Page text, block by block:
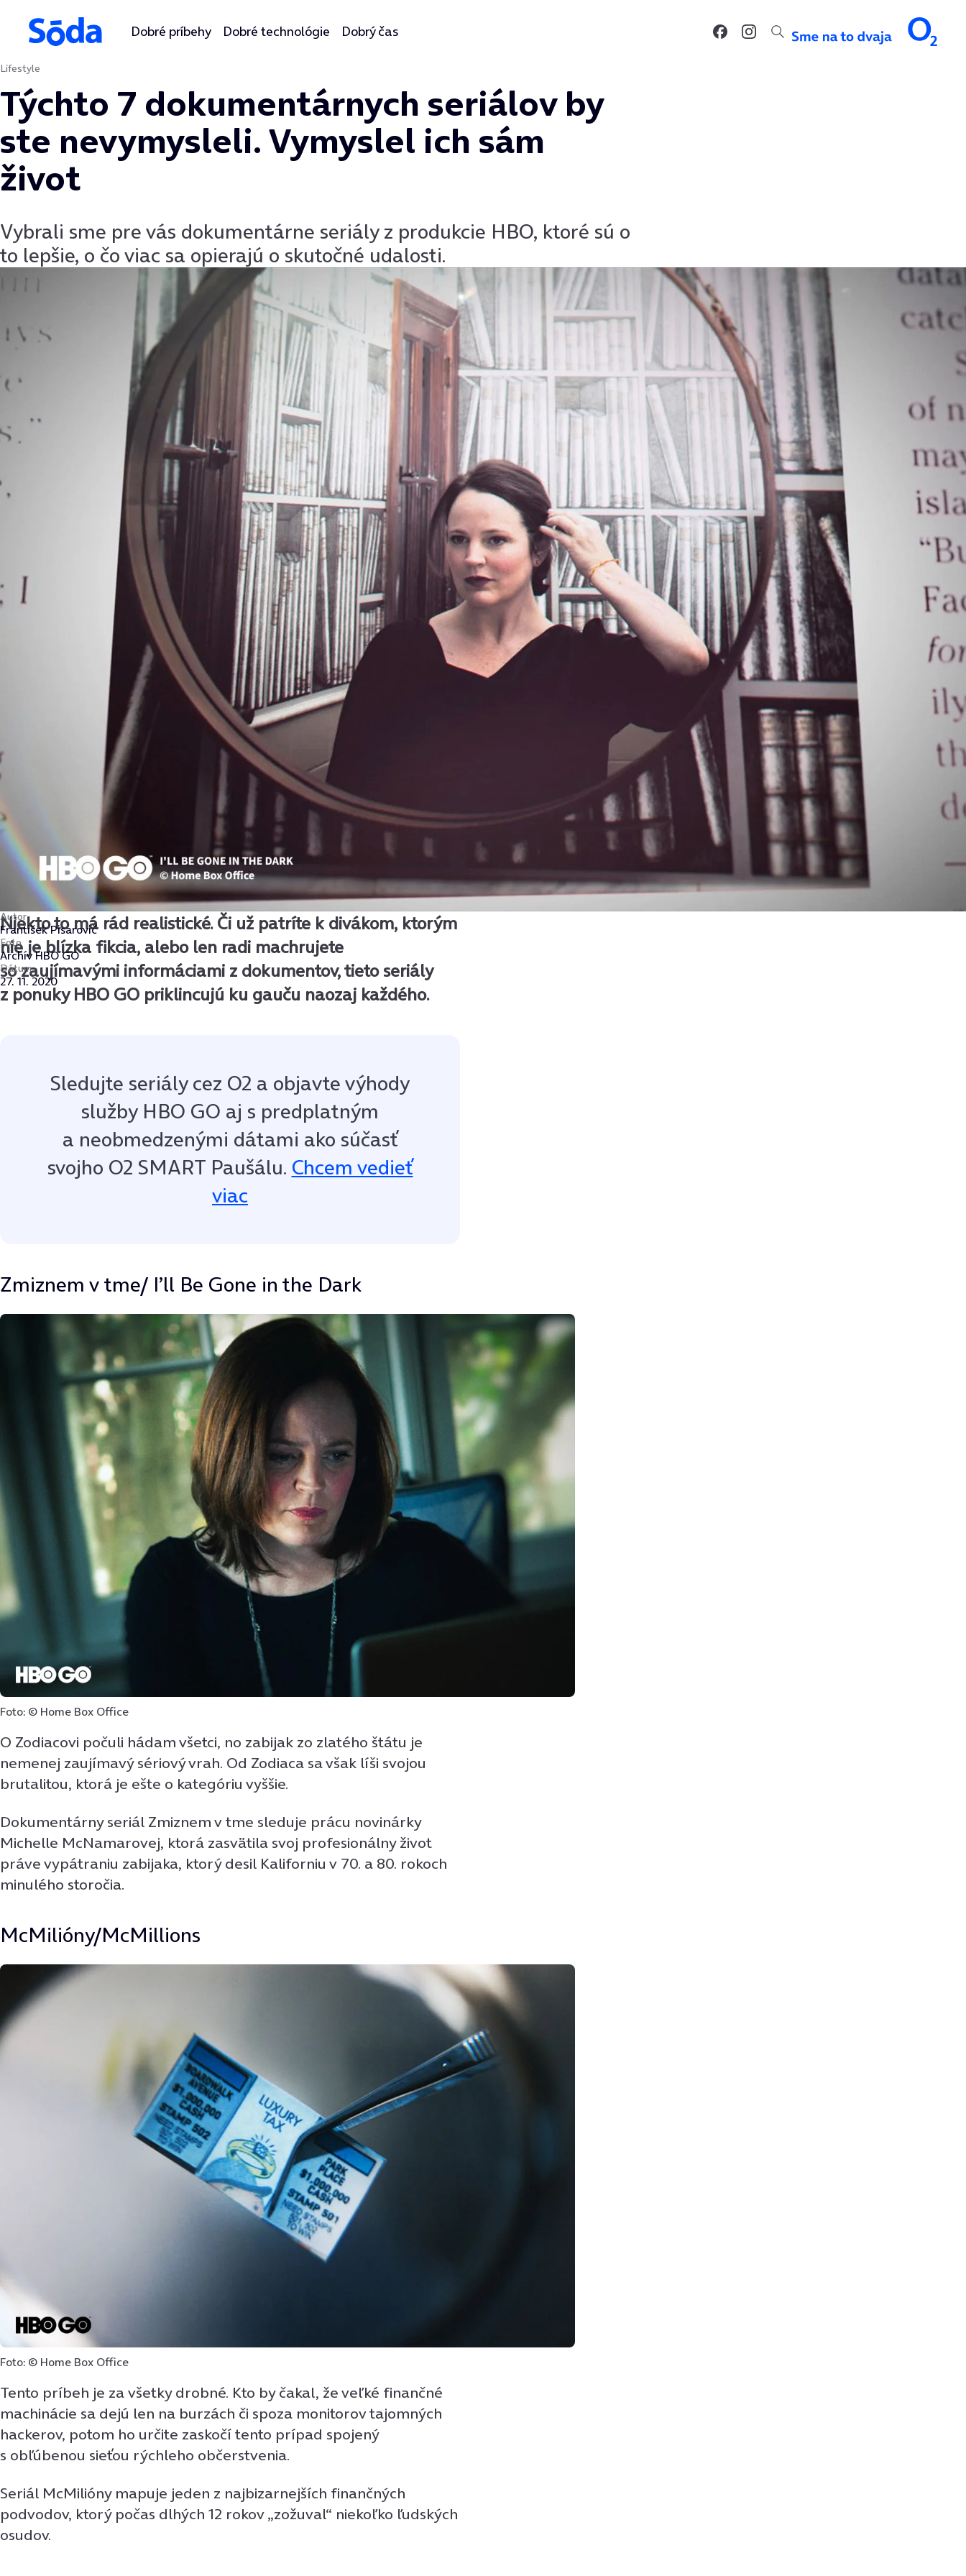
Preskočiť na obsah
Dobré príbehy Dobré technológie Dobrý čas
Lifestyle
Týchto 7 dokumentárnych seriálov by
ste nevymysleli. Vymyslel ich sám
život
Vybrali sme pre vás dokumentárne seriály z produkcie HBO, ktoré sú o
to lepšie, o čo viac sa opierajú o skutočné udalosti.
Autor
František Pisarovič
Foto
Archív HBO GO
Dátum
27. 11. 2020
Niekto to má rád realistické. Či už patríte k divákom, ktorým
nie je blízka fikcia, alebo len radi machrujete
so zaujímavými informáciami z dokumentov, tieto seriály
z ponuky HBO GO priklincujú ku gauču naozaj každého.
Sledujte seriály cez O2 a objavte výhody
služby HBO GO aj s predplatným
a neobmedzenými dátami ako súčasť
svojho O2 SMART Paušálu. Chcem vedieť
viac
Zmiznem v tme/ I’ll Be Gone in the Dark
Foto: © Home Box Office
O Zodiacovi počuli hádam všetci, no zabijak zo zlatého štátu je
nemenej zaujímavý sériový vrah. Od Zodiaca sa však líši svojou
brutalitou, ktorá je ešte o kategóriu vyššie.
Dokumentárny seriál Zmiznem v tme sleduje prácu novinárky
Michelle McNamarovej, ktorá zasvätila svoj profesionálny život
práve vypátraniu zabijaka, ktorý desil Kaliforniu v 70. a 80. rokoch
minulého storočia.
McMilióny/McMillions
Foto: © Home Box Office
Tento príbeh je za všetky drobné. Kto by čakal, že veľké finančné
machinácie sa dejú len na burzách či spoza monitorov tajomných
hackerov, potom ho určite zaskočí tento prípad spojený
s obľúbenou sieťou rýchleho občerstvenia.
Seriál McMilióny mapuje jeden z najbizarnejších finančných
podvodov, ktorý počas dlhých 12 rokov „zožuval“ niekoľko ľudských
osudov.